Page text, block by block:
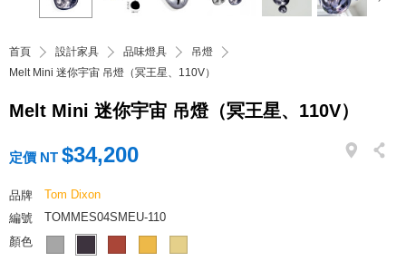
首頁 設計家具 品味燈具
吊燈
Melt Mini 迷你宇宙 吊燈（冥王星、110V）
Melt Mini 迷你宇宙 吊燈（冥王星、110V）
定價 NT $34,200
品牌
Tom Dixon
編號
TOMMES04SMEU-110
顏色